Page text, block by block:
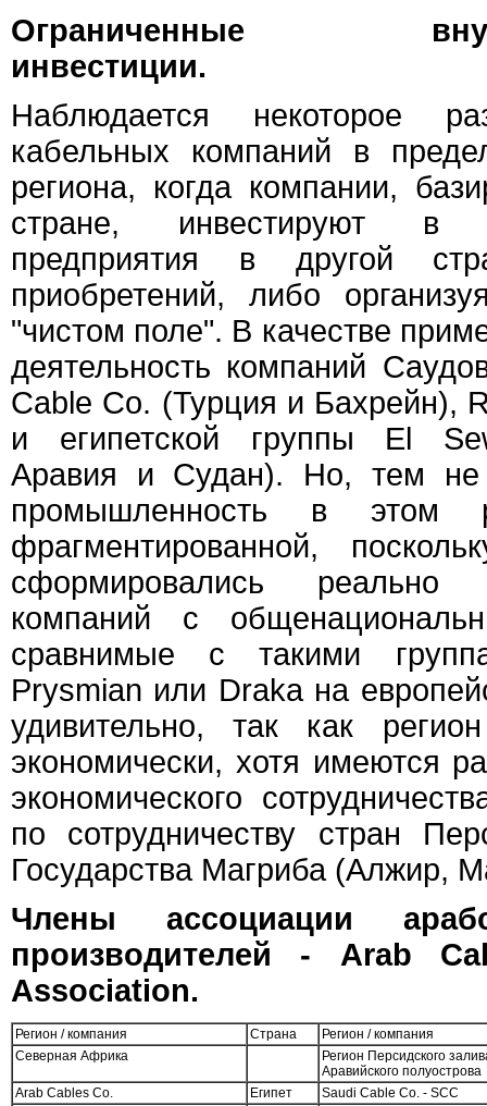
Ограниченные
инвестиции.
Наблюдается некоторое
кабельных компаний в
региона, когда компании,
стране, инвестируют в
предприятия в другой
приобретений, либо
"чистом поле". В качестве
деятельность компаний
Cable Co. (Турция и Бахрейн),
и египетской группы El
Аравия и Судан). Но, тем не
промышленность в этом
фрагментированной,
сформировались реально
компаний с
сравнимые с такими
Prysmian или Draka на
удивительно, так как
экономически, хотя имеются
экономического
по сотрудничеству стран
Государства Магриба (Алжир,
Члены ассоциации
производителей - Arab
Association.
Регион / компания Страна
Регион / компания
Северная Африка
Регион Персидского
Аравийского полуострова
Arab Cables Co.
Египет
Saudi Cable Co. - SCC